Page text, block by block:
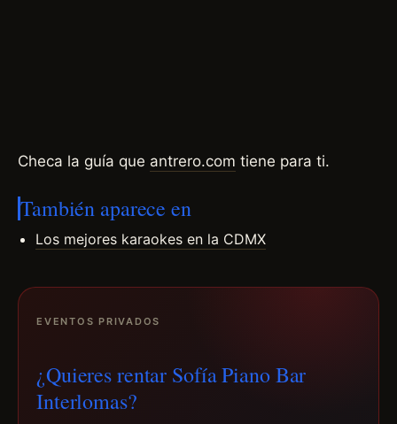
Checa la guía que antrero.com tiene para ti.
También aparece en
Los mejores karaokes en la CDMX
EVENTOS PRIVADOS
¿Quieres rentar Sofía Piano Bar
Interlomas?